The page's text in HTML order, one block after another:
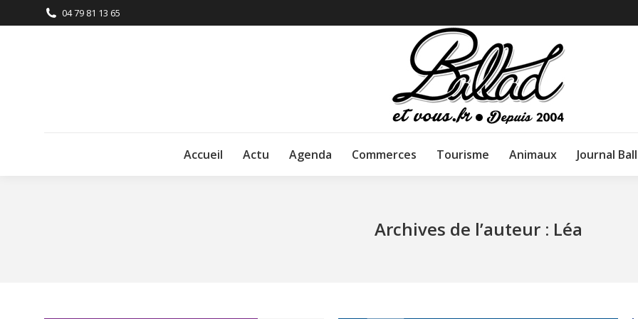
04 79 81 13 65
Accueil Actu Agenda Commerces Tourisme Animaux Journal
Archives de l’auteur : Léa